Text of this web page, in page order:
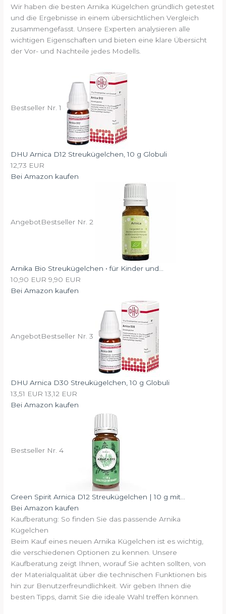
Wir haben die besten Arnika Kügelchen gründlich getestet
und die Ergebnisse in einem übersichtlichen Vergleich
zusammengefasst. Unsere Experten analysieren alle
wichtigen Eigenschaften und bieten eine klare Übersicht
der Vor- und Nachteile jedes Modells.
Bestseller Nr. 1
DHU Arnica D12 Streukügelchen, 10 g Globuli
12,73 EUR
Bei Amazon kaufen
AngebotBestseller Nr. 2
Arnika Bio Streukügelchen • für Kinder und...
10,90 EUR 9,90 EUR
Bei Amazon kaufen
AngebotBestseller Nr. 3
DHU Arnica D30 Streukügelchen, 10 g Globuli
13,51 EUR 13,12 EUR
Bei Amazon kaufen
Bestseller Nr. 4
Green Spirit Arnica D12 Streukügelchen | 10 g mit...
Bei Amazon kaufen
Kaufberatung: So finden Sie das passende Arnika
Kügelchen
Beim Kauf eines neuen Arnika Kügelchen ist es wichtig,
die verschiedenen Optionen zu kennen. Unsere
Kaufberatung zeigt Ihnen, worauf Sie achten sollten, von
der Materialqualität über die technischen Funktionen bis
hin zur Benutzerfreundlichkeit. Wir geben Ihnen die
besten Tipps, damit Sie die ideale Wahl treffen können.